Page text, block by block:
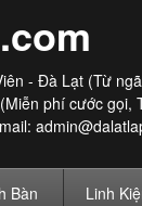
- Đà Lạt (Từ
phí cước gọi,
Bàn Linh